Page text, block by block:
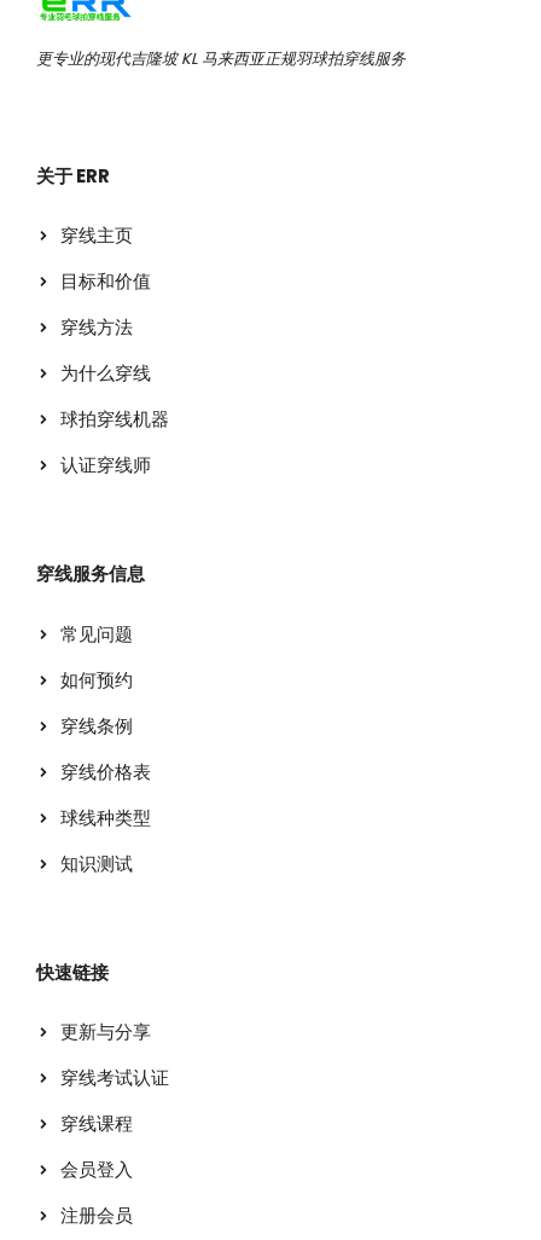
更专业的现代吉隆坡 KL 马来西亚正规羽球拍穿线服务
关于 ERR
穿线主页
目标和价值
穿线方法
为什么穿线
球拍穿线机器
认证穿线师
穿线服务信息
常见问题
如何预约
穿线条例
穿线价格表
球线种类型
知识测试
快速链接
更新与分享
穿线考试认证
穿线课程
会员登入
注册会员